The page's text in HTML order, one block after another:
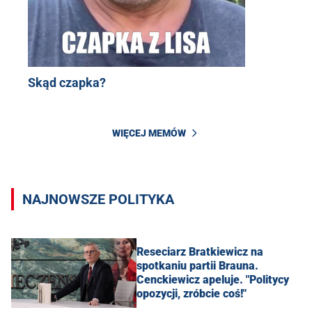
Skąd czapka?
WIĘCEJ MEMÓW
NAJNOWSZE POLITYKA
Reseciarz Bratkiewicz na
spotkaniu partii Brauna.
Cenckiewicz apeluje. "Politycy
opozycji, zróbcie coś!"